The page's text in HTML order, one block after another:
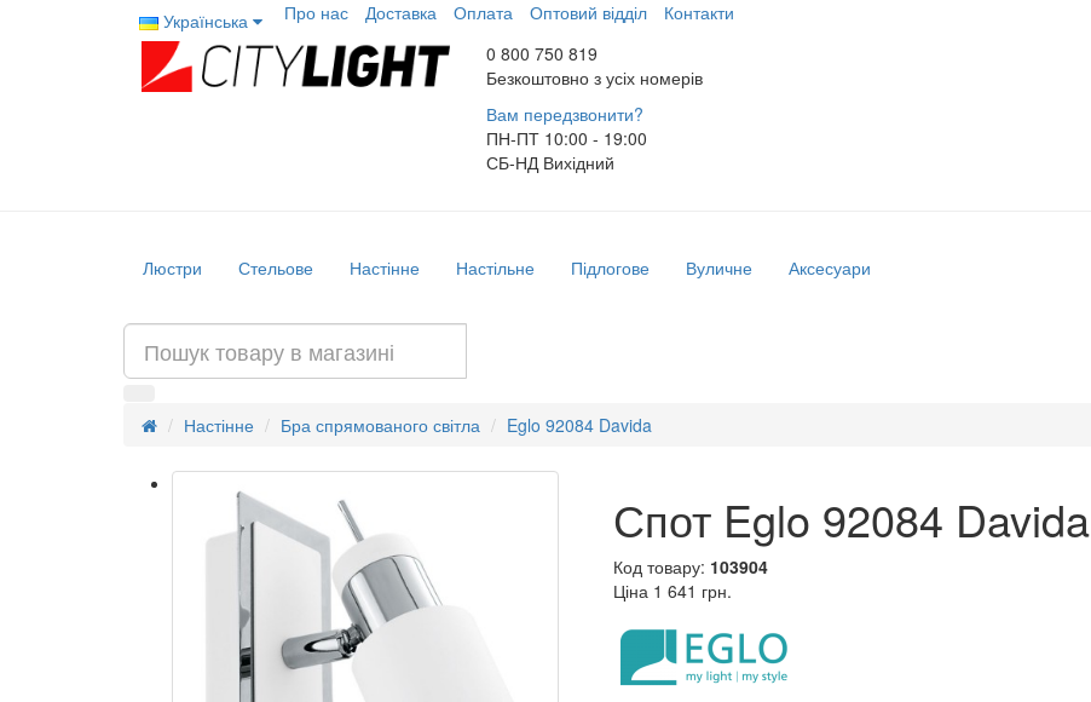
Українська Про нас Доставка Оплата Оптовий відділ
Контакти
0 800 750 819
Безкоштовно з усіх номерів
Вам передзвонити?
ПН-ПТ 10:00 - 19:00
СБ-НДВихідний
Люстри Стельове Настінне Настільне Підлогове Вуличне Аксесуари
Настінне Бра спрямованого світла Eglo 92084 Davida
Спот Eglo 92084 Davida
Код товару: 103904
Ціна 1 641 грн.